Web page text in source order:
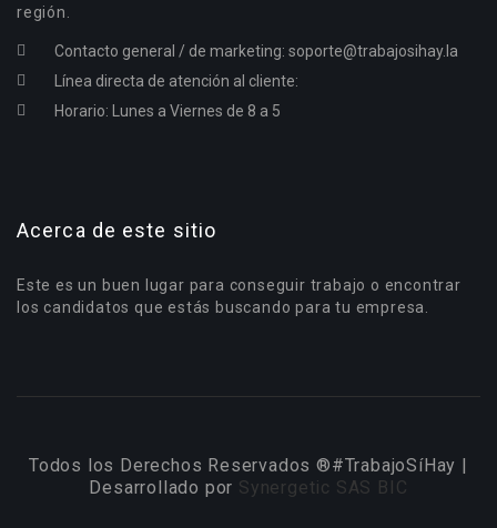
región.
Contacto general / de marketing: soporte@trabajosihay.la
Línea directa de atención al cliente:
Horario: Lunes a Viernes de 8 a 5
Acerca de este sitio
Este es un buen lugar para conseguir trabajo o encontrar
los candidatos que estás buscando para tu empresa.
Todos los Derechos Reservados ®#TrabajoSíHay |
Desarrollado por Synergetic SAS BIC